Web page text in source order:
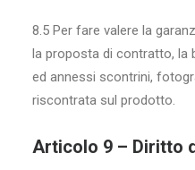
8.5 Per fare valere la
la proposta di contratto, la
ed annessi scontrini,
riscontrata sul prodotto.
Articolo 9 – Diritto